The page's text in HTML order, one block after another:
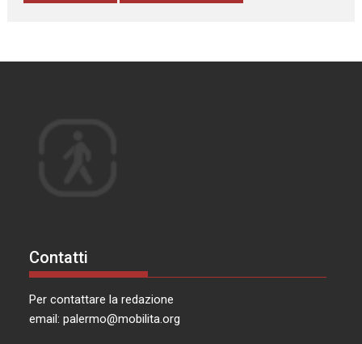
Contatti
Per contattare la redazione
email:palermo@mobilita.org